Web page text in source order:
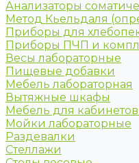
Анализаторы
Метод Кьельдаля
Приборы для
Приборы ПЧП и
Весы лабораторные
Пищевые добавки
Мебель лабораторная
Вытяжные шкафы
Мебель для
Мойки лабораторные
Раздевалки
Стеллажи